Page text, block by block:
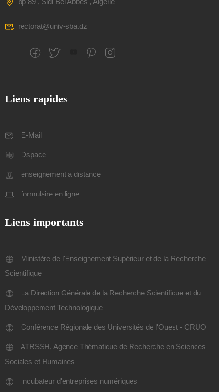
bp 89 , Sidi Bel Abbes , Algerie
rectorat@univ-sba.dz
Liens rapides
E-Mail
Dspace
enseignement a distance
formulaire en ligne
Liens importants
Ministère de l'Enseignement Supérieur et de la Recherche
Scientifique
La Direction Générale de la Recherche Scientifique et du
Développement Technologique
Conférence Régionale des Universités de l'Ouest - CRUO
ATRSSH, Agence Thématique de Recherche en Sciences
Sociales et Humaines
Incubateur d'entreprises numériques